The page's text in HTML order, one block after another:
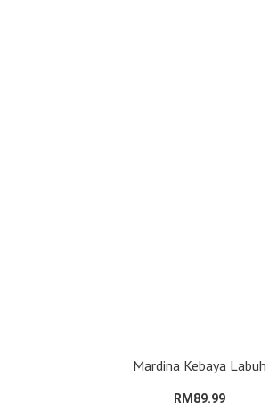
Mardina Kebaya Labuh
RM89.99